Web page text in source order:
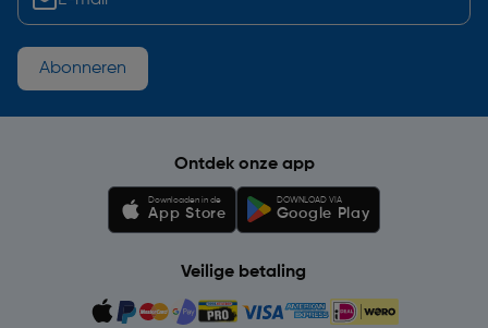
Abonneren
Ontdek onze app
Downloaden in de
App Store
DOWNLOAD VIA
Google Play
Veilige betaling